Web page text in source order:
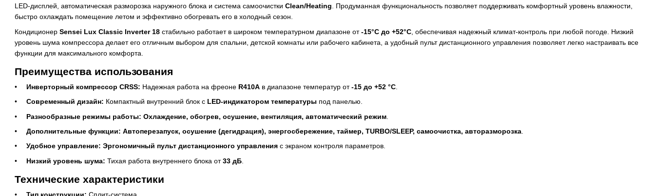
LED-дисплей, автоматическая разморозка наружного блока и система самоочистки Clean/Heating. Продуманная функциональность позволяет поддерживать комфортный уровень влажности,
быстро охлаждать помещение летом и эффективно обогревать его в холодный сезон.
Кондиционер Sensei Lux Classic Inverter 18 стабильно работает в широком температурном диапазоне от-15°C до +52°C , обеспечивая надежный климат-контроль при любой погоде. Низкий
уровень шума компрессора делает его отличным выбором для спальни, детской комнаты или рабочего кабинета, а удобный пульт дистанционного управления позволяет легко настраивать все
функции для максимального комфорта.
Преимущества использования
Инверторный компрессор CRSS: Надежная работа на фреоне R410A в диапазоне температур от-15 до +52 °C
Современный дизайн: Компактный внутренний блок с LED-индикатором температуры под панелью.
Разнообразные режимы работы: Охлаждение, обогрев, осушение, вентиляция, автоматический режим
Дополнительные функции: Автоперезапуск, осушение (дегидрация), энергосбережение, таймер, TURBO/SLEEP, самоочистка, авторазморозка
Удобное управление: Эргономичный пульт дистанционного управления с экраном контроля параметров.
Низкий уровень шума: Тихая работа внутреннего блока от33 дБ
Технические характеристики
Тип конструкции: Сплит-система